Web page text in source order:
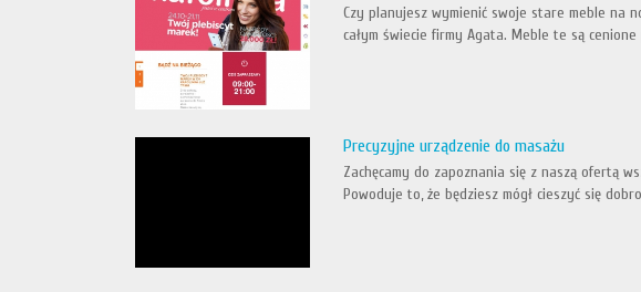
Czy planujesz wymienić swoje stare meble na
całym świecie firmy Agata. Meble te są
Precyzyjne urządzenie do masażu
Zachęcamy do zapoznania się z naszą ofertą
Powoduje to, że będziesz mógł cieszyć się